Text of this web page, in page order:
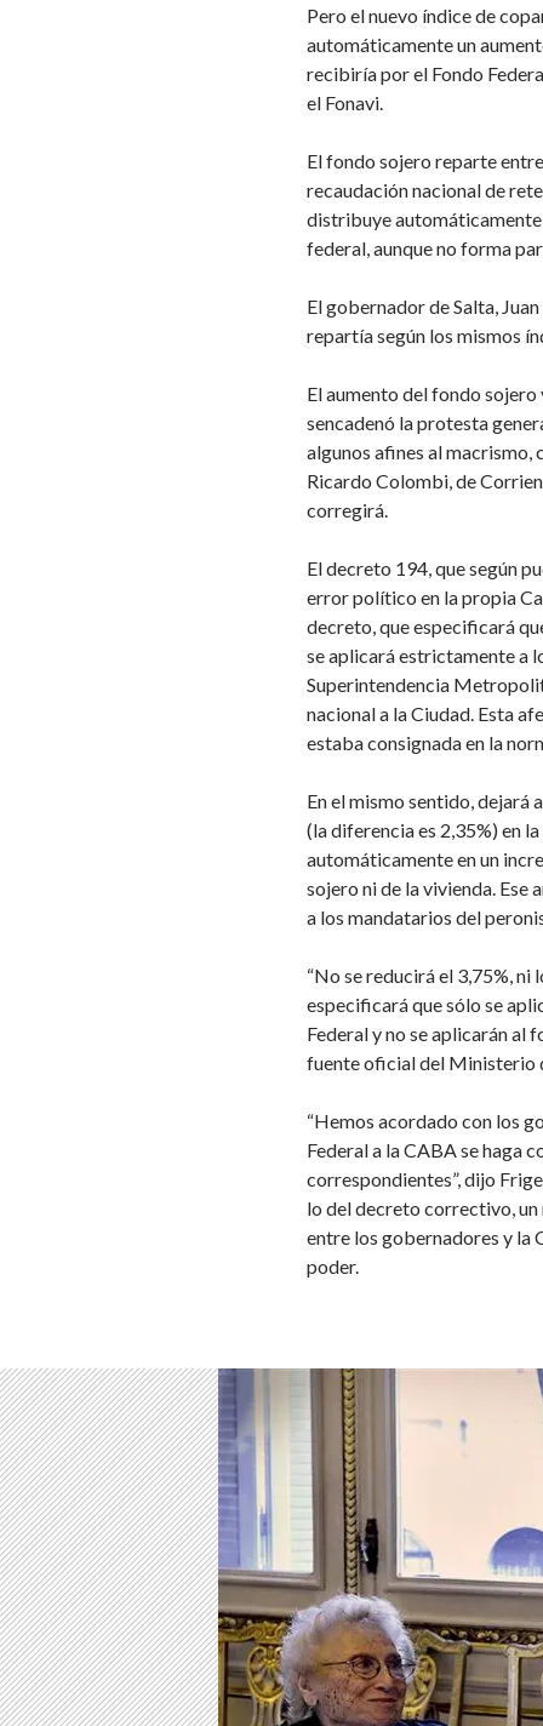
Pero el nuevo índice de
automáticamente un
recibiría por el Fondo
el Fonavi.
El fondo sojero reparte
recaudación nacional de
distribuye
federal, aunque no forma
El gobernador de Salta,
repartía según los mismos
El aumento del fondo sojero
sencadenó la protesta
algunos afines al
Ricardo Colombi, de
corregirá.
El decreto 194, que según
error político en la propia
decreto, que especificará
se aplicará estrictamente a
Superintendencia
nacional a la Ciudad. Esta
estaba consignada en la
En el mismo sentido, dejará
(la diferencia es 2,35%) en
automáticamente en un
sojero ni de la vivienda. Ese
a los mandatarios del
“No se reducirá el 3,75%, ni
especificará que sólo se
Federal y no se aplicarán al
fuente oficial del Ministerio
“Hemos acordado con los
Federal a la CABA se haga
correspondientes”, dijo
lo del decreto correctivo,
entre los gobernadores y la
poder.